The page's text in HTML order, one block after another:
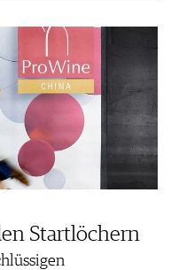
Startlöchern